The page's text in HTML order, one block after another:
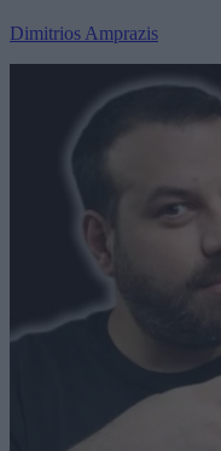
Dimitrios Amprazis